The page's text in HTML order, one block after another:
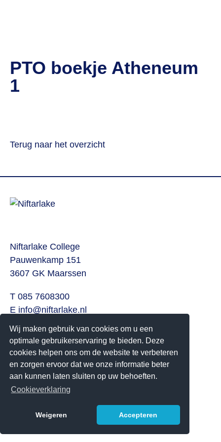
Wij maken gebruik van cookies om u een
optimale gebruikerservaring te bieden. Deze
cookies helpen ons om de website te verbeteren
en zorgen ervoor dat we onze informatie beter
aan kunnen laten sluiten op uw behoeften.
Cookieverklaring
Weigeren Accepteren
PTO boekje Atheneum
1
Terug naar het overzicht
Niftarlake College
Pauwenkamp 151
3607 GK Maarssen
T 085 7608300
E info@niftarlake.nl
Volg ons ook op:
Twitter
Het Niftarlake College heeft het predicaat Technasium